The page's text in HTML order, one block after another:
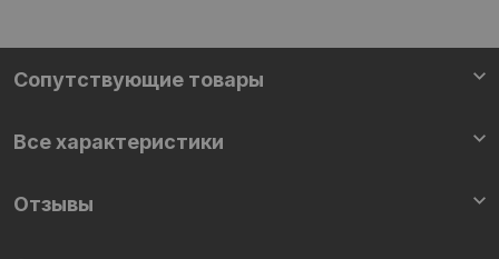
Сопутствующие товары
Все характеристики
Отзывы